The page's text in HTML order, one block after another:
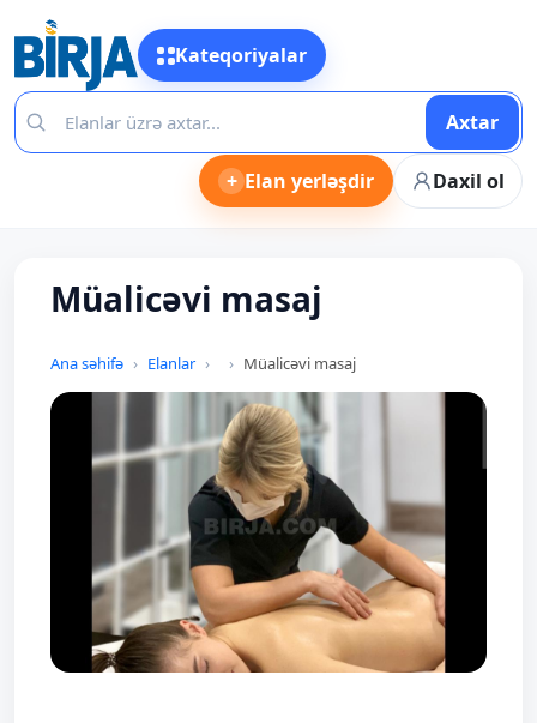
Kateqoriyalar
Axtar
+ Elan yerləşdir Daxil ol
Müalicəvi masaj
Ana səhifə Elanlar Müalicəvi masaj